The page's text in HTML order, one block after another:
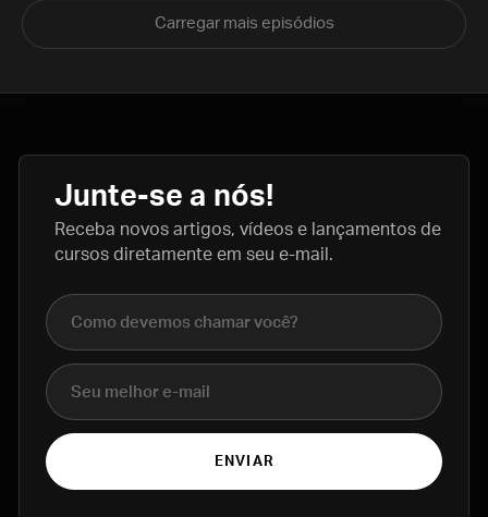
Carregar mais episódios
Junte-se a nós!
Receba novos artigos, vídeos e lançamentos de
cursos diretamente em seu e-mail.
Nome completo
E-mail
ENVIAR